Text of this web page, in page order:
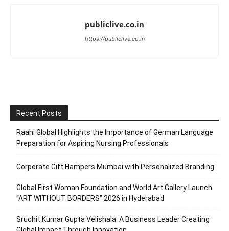
publiclive.co.in
https://publiclive.co.in
Recent Posts
Raahi Global Highlights the Importance of German Language
Preparation for Aspiring Nursing Professionals
Corporate Gift Hampers Mumbai with Personalized Branding
Global First Woman Foundation and World Art Gallery Launch
“ART WITHOUT BORDERS” 2026 in Hyderabad
Sruchit Kumar Gupta Velishala: A Business Leader Creating